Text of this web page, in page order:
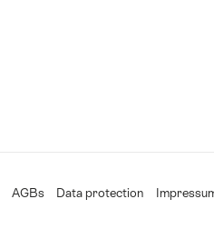
AGBs Data protection